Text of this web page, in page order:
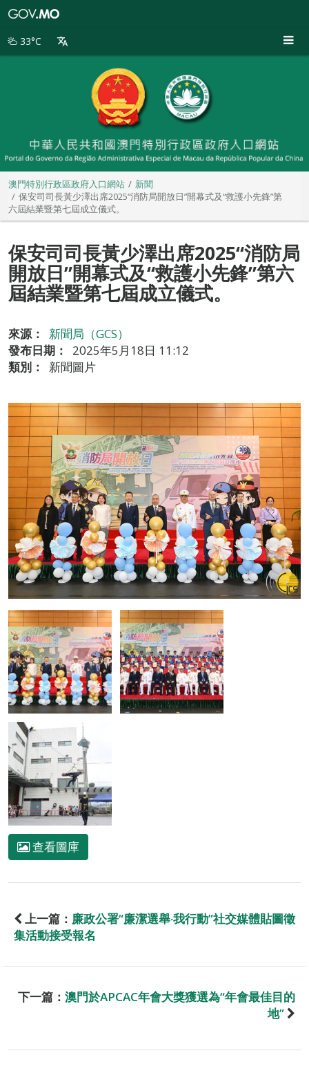
別
33°C
澳門特別行政區政府入口網站
新聞
保安司司長黃少澤出席2025“消防局開放日”開幕式及“救護小先鋒”第
六屆結業暨第七屆成立儀式。
保安司司長黃少澤出席2025“消防局
開放日”開幕式及“救護小先鋒”第六
屆結業暨第七屆成立儀式。
來源：
新聞局（GCS）
發布日期：
2025年5月18日 11:12
類別：
新聞圖片
查看圖庫
上一篇： 廉政公署“廉潔選舉‧我行動”社交媒體貼圖徵
集活動接受報名
下一篇： 澳門於APCAC年會大獎獲選為“年會最佳目的
地”